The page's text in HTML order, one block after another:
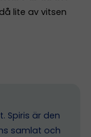
lite av vitsen
Spiris är den
samlat och